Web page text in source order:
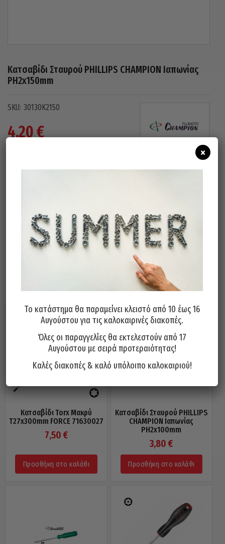
Κατσαβίδι Σταυρού PHILLIPS CHAMPION Ιαπωνίας
PH2x150mm
30130K2150
4,20€
Προσθήκη Στο Καλάθι
Κατσαβίδι Torx Μακρύ
Τ27x300mm FORCE 71630027
7,50 €
Προσθήκη στο καλάθι
Κατσαβίδι Σταυρού PHILLIPS
CHAMPION Ιαπωνίας
PH2x100mm
3,80€
Προσθήκη στο καλάθι
Το κατάστημα θα παραμείνει κλειστό από 10 έως 16
Αυγούστου για τις καλοκαιρινές διακοπές.
Όλες οι παραγγελίες θα εκτελεστούν από 17
Αυγούστου με σειρά προτεραιότητας!
Καλές διακοπές & καλό υπόλοιπο καλοκαιριού!
×